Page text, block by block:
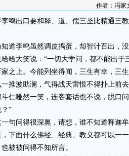
作者： 冯家
出口要和释、道、儒三圣比精通三教
李鸣虽然调皮捣蛋，却智计百出，没
哈大笑说：“一切大学问，都不能出
之上。今能列坐得闻，三生有幸，三
波助澜，气得战天雷恨不得扑上前去
哑然一笑，连客套话也不说，脱口问
”
问得很深奥，请想，谁不知道释迦牟
下面什么佛经、经典、教义都可以一
被被问得不知所言。